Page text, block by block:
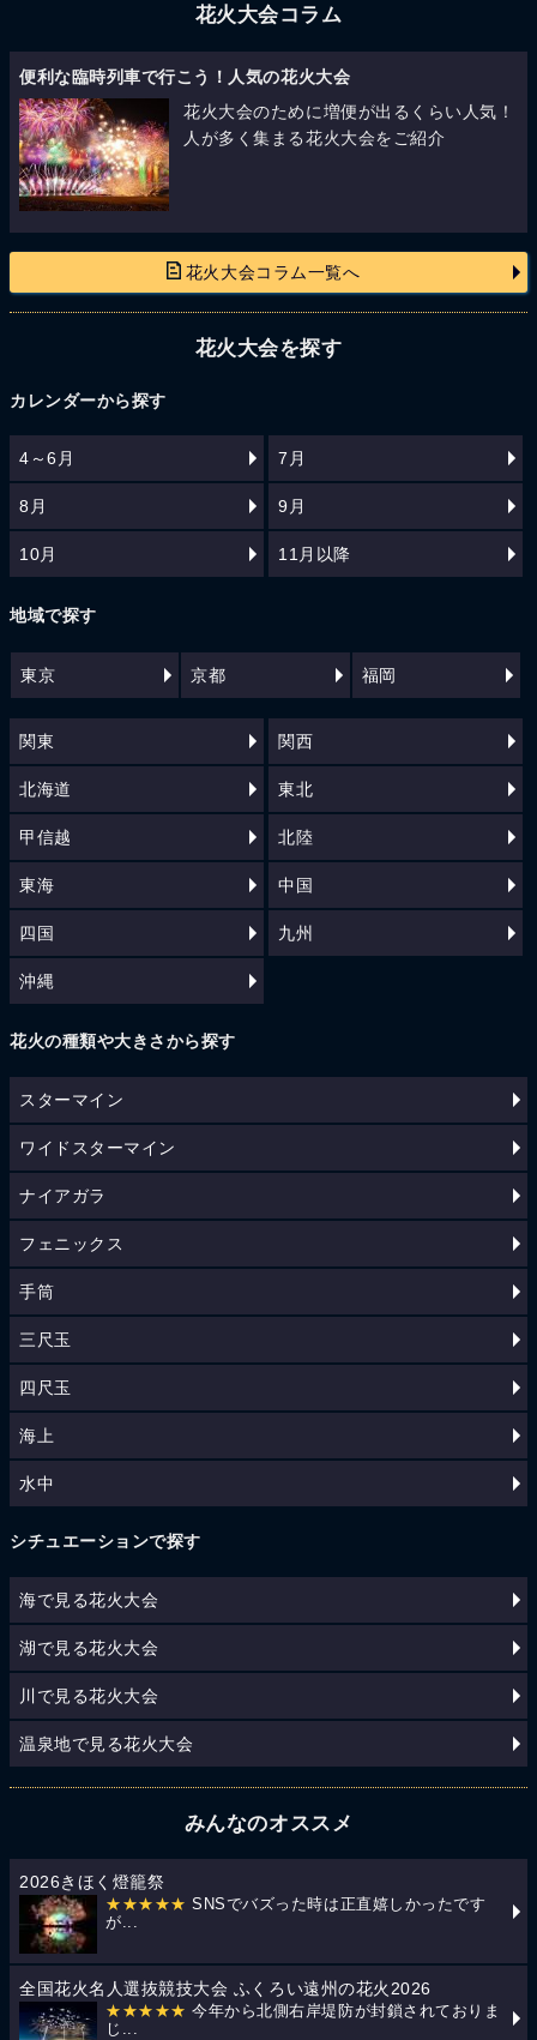
花火大会コラム
便利な臨時列車で行こう！人気の花火大会
花火大会のために増便が出るくらい人気！
人が多く集まる花火大会をご紹介
花火大会コラム一覧へ
花火大会を探す
カレンダーから探す
4～6月 7月
8月 9月
10月 11月以降
地域で探す
東京 京都 福岡
関東 関西
北海道 東北
甲信越 北陸
東海 中国
四国 九州
沖縄
花火の種類や大きさから探す
スターマイン
ワイドスターマイン
ナイアガラ
フェニックス
手筒
三尺玉
四尺玉
海上
水中
シチュエーションで探す
海で見る花火大会
湖で見る花火大会
川で見る花火大会
温泉地で見る花火大会
みんなのオススメ
2026きほく燈籠祭
★★★★★ SNSでバズった時は正直嬉しかったです
が...
全国花火名人選抜競技大会 ふくろい遠州の花火2026
★★★★★ 今年から北側右岸堤防が封鎖されておりま
じ...